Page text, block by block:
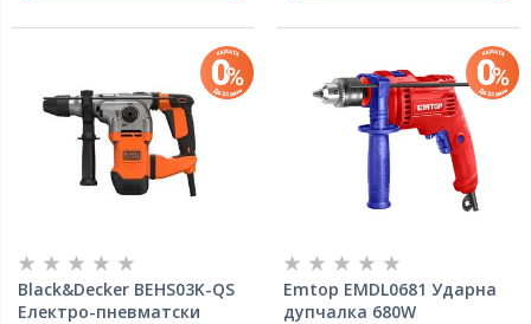
Black&Decker BEHS03K-QS
Електро-пневматски
Emtop EMDL0681 Ударна
дупчалка 680W